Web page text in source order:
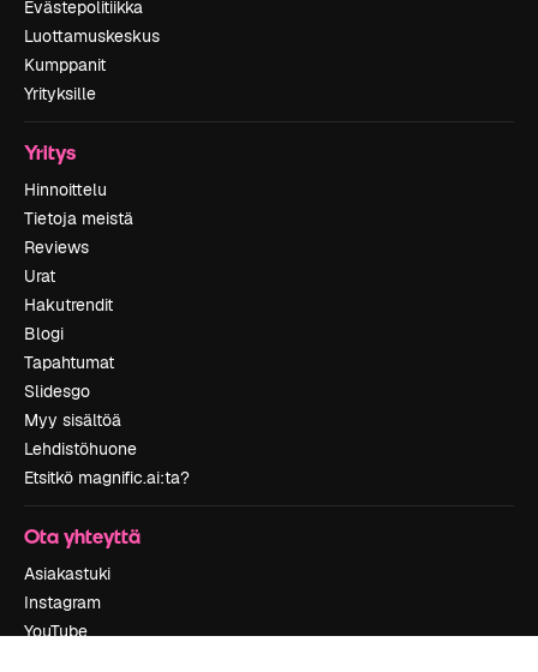
Evästepolitiikka
Luottamuskeskus
Kumppanit
Yrityksille
Yritys
Hinnoittelu
Tietoja meistä
Reviews
Urat
Hakutrendit
Blogi
Tapahtumat
Slidesgo
Myy sisältöä
Lehdistöhuone
Etsitkö magnific.ai:ta?
Ota yhteyttä
Asiakastuki
Instagram
YouTube